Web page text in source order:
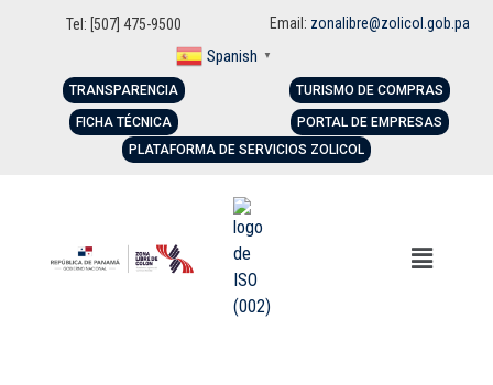
Tel: [507] 475-9500 Email: zonalibre@zolicol.gob.pa
Spanish ▼
TRANSPARENCIA
FICHA TÉCNICA
TURISMO DE COMPRAS
PORTAL DE EMPRESAS
PLATAFORMA DE SERVICIOS ZOLICOL